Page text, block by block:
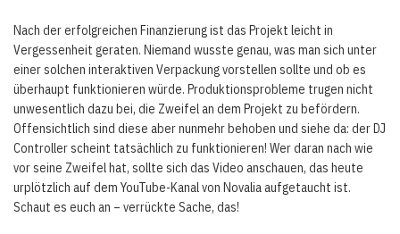
Nach der erfolgreichen Finanzierung ist das Projekt leicht in
Vergessenheit geraten. Niemand wusste genau, was man sich unter
einer solchen interaktiven Verpackung vorstellen sollte und ob es
überhaupt funktionieren würde. Produktionsprobleme trugen nicht
unwesentlich dazu bei, die Zweifel an dem Projekt zu befördern.
Offensichtlich sind diese aber nunmehr behoben und siehe da: der DJ
Controller scheint tatsächlich zu funktionieren! Wer daran nach wie
vor seine Zweifel hat, sollte sich das Video anschauen, das heute
urplötzlich auf dem YouTube-Kanal von Novalia aufgetaucht ist.
Schaut es euch an – verrückte Sache, das!